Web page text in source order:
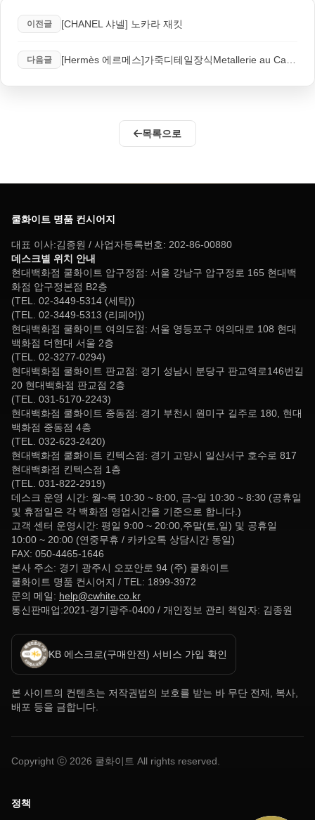
이전글 [CHANEL 샤넬] 노카라 재킷
다음글
목록으로
쿨화이트 명품 컨시어지
대표 이사:김종원 / 사업자등록번호: 202-86-00880
데스크별 위치 안내
현대백화점 쿨화이트 압구정점: 서울 강남구 압구정로 165 현대백
화점 압구정본점 B2층
(TEL. 02-3449-5314 (세탁))
(TEL. 02-3449-5313 (리페어))
현대백화점 쿨화이트 여의도점: 서울 영등포구 여의대로 108 현대
백화점 더현대 서울 2층
(TEL. 02-3277-0294)
현대백화점 쿨화이트 판교점: 경기 성남시 분당구 판교역로146번길
20 현대백화점 판교점 2층
(TEL. 031-5170-2243)
현대백화점 쿨화이트 중동점: 경기 부천시 원미구 길주로 180, 현대
백화점 중동점 4층
(TEL. 032-623-2420)
현대백화점 쿨화이트 킨텍스점: 경기 고양시 일산서구 호수로 817
현대백화점 킨텍스점 1층
(TEL. 031-822-2919)
데스크 운영 시간: 월~목 10:30 ~ 8:00, 금~일 10:30 ~ 8:30 (공휴일
및 휴점일은 각 백화점 영업시간을 기준으로 합니다.)
고객 센터 운영시간: 평일 9:00 ~ 20:00,주말(토,일) 및 공휴일
10:00 ~ 20:00 (연중무휴 / 카카오톡 상담시간 동일)
FAX: 050-4465-1646
본사 주소: 경기 광주시 오포안로 94 (주) 쿨화이트
쿨화이트 명품 컨시어지 / TEL: 1899-3972
문의 메일: help@cwhite.co.kr
통신판매업:2021-경기광주-0400 / 개인정보 관리 책임자: 김종원
KB 에스크로(구매안전) 서비스 가입 확인
본 사이트의 컨텐츠는 저작권법의 보호를 받는 바 무단 전재, 복사,
배포 등을 금합니다.
Copyright ⓒ 2026 쿨화이트 All rights reserved.
정책